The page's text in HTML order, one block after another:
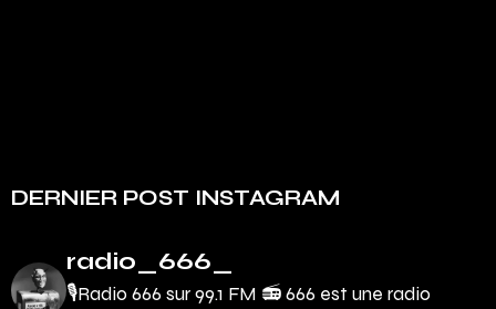
DERNIER POST INSTAGRAM
radio_666_
🎙Radio 666 sur 99.1 FM 📻666 est une radio